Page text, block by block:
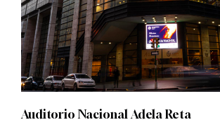
Auditorio Nacional Adela Reta